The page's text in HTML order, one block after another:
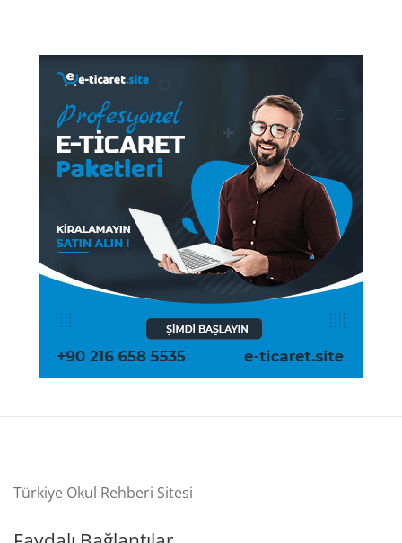
Türkiye Okul Rehberi Sitesi